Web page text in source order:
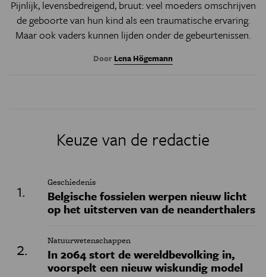
Pijnlijk, levensbedreigend, bruut: veel moeders omschrijven
de geboorte van hun kind als een traumatische ervaring.
Maar ook vaders kunnen lijden onder de gebeurtenissen.
Door Lena Högemann
Keuze van de redactie
Geschiedenis
Belgische fossielen werpen nieuw licht
op het uitsterven van de neanderthalers
Natuurwetenschappen
In 2064 stort de wereldbevolking in,
voorspelt een nieuw wiskundig model